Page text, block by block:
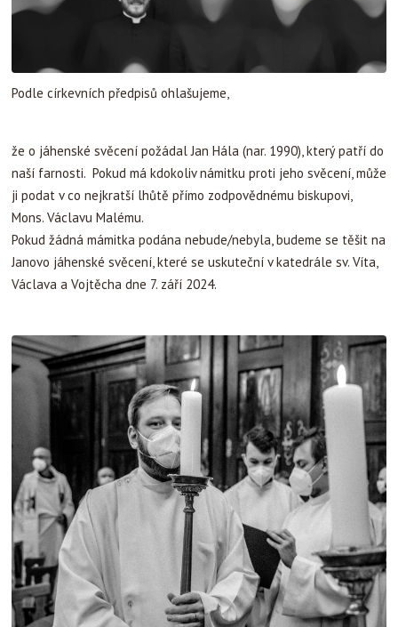
Podle církevních předpisů ohlašujeme,
že o jáhenské svěcení požádal Jan Hála (nar. 1990), který patří do
naší farnosti. Pokud má kdokoliv námitku proti jeho svěcení, může
ji podat v co nejkratší lhůtě přímo zodpovědnému biskupovi,
Mons. Václavu Malému.
Pokud žádná mámitka podána nebude/nebyla, budeme se těšit na
Janovo jáhenské svěcení, které se uskuteční v katedrále sv. Víta,
Václava a Vojtěcha dne 7. září 2024.